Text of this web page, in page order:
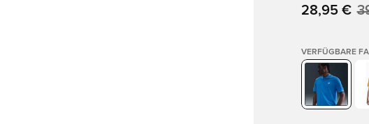
28,95 €
VERFÜGBARE